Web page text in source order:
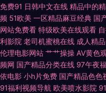
类欧美 午夜小视频在线 91福利在
久精品青青草 青青草原香蕉伊人 午
线啪在线啪 另类欧美日韩国产 人妖
伪娘91 国产三级自拍视频 久久只
免费91 日韩中文在线 精品中的
频 51欧美 一区精品麻豆经典 国
网站免费看 特级欧美在线观看
利影院 老司机蜜桃在线 成人精
伦理电影网站 艹艹操操 AV黄色
频网 国产精品分类在线 97午夜
依电影 小h片免费 国产精品色色
91福利视频导航 欧美喷水影院